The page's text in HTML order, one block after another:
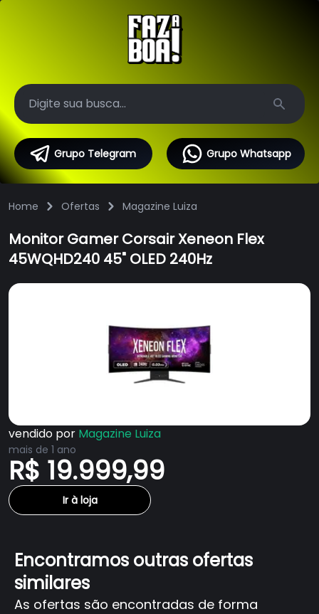
Search
Grupo Telegram Grupo Whatsapp
Home Ofertas Magazine Luiza
Monitor Gamer Corsair Xeneon Flex
45WQHD240 45" OLED 240Hz
vendido por Magazine Luiza
mais de 1 ano
R$ 19.999,99
Ir à loja
Encontramos outras ofertas
similares
As ofertas são encontradas de forma